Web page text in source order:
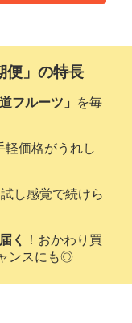
便」の特長
道フルーツ」
を毎
軽価格がうれし
し感覚で続けら
く
！おかわり買
ンスにも◎